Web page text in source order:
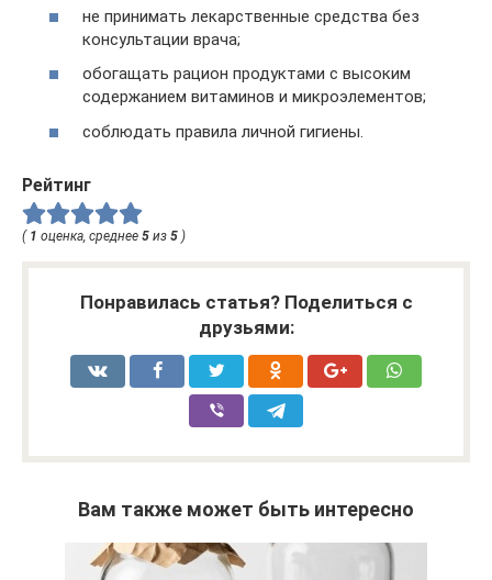
не принимать лекарственные средства без
консультации врача;
обогащать рацион продуктами с высоким
содержанием витаминов и микроэлементов;
соблюдать правила личной гигиены.
Рейтинг
( 1 оценка, среднее 5 из 5 )
Понравилась статья? Поделиться с
друзьями:
Вам также может быть интересно